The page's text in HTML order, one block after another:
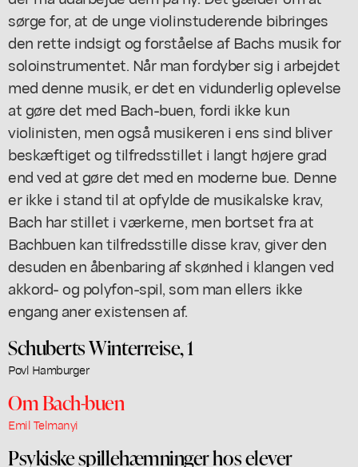
sørge for, at de unge violinstuderende bibringes
den rette indsigt og forståelse af Bachs musik for
soloinstrumentet. Når man fordyber sig i arbejdet
med denne musik, er det en vidunderlig oplevelse
at gøre det med Bach-buen, fordi ikke kun
violinisten, men også musikeren i ens sind bliver
beskæftiget og tilfredsstillet i langt højere grad
end ved at gøre det med en moderne bue. Denne
er ikke i stand til at opfylde de musikalske krav,
Bach har stillet i værkerne, men bortset fra at
Bachbuen kan tilfredsstille disse krav, giver den
desuden en åbenbaring af skønhed i klangen ved
akkord- og polyfon-spil, som man ellers ikke
engang aner existensen af.
Schuberts Winterreise, 1
Povl Hamburger
Om Bach-buen
Emil Telmanyi
Psykiske spillehæmninger hos elever